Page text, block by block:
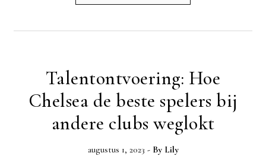
Talentontvoering: Hoe
Chelsea de beste spelers bij
andere clubs weglokt
augustus 1, 2023 - By Lily